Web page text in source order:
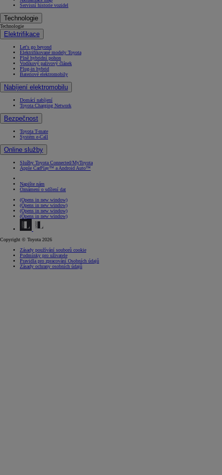
Servisní historie vozidel
Technologie
Technologie
Elektrifikace
Let's go beyond
Elektrifikované modely Toyota
Plně hybridní pohon
Vodíkový palivový článek
Plug-in hybrid
Bateriové elektromobily
Nabíjení elektromobilu
Domácí nabíjení
Toyota Charging Network
Bezpečnost
Toyota T-mate
Systém e-Call
Online služby
Služby Toyota Connected/MyToyota
Apple CarPlay™ a Android Auto™
Napište nám
Oznámení o sdílení dat
(Opens in new window)
(Opens in new window)
(Opens in new window)
(Opens in new window)
Copyright © Toyota 2026
Zásady používání souborů cookie
Podmínky pro uživatele
Pravidla pro zpracování Osobních údajů
Zásady ochrany osobních údajů